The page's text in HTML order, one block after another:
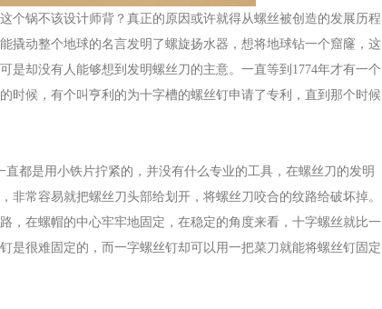
个锅不该设计师背？真正的原因或许就得从螺丝被创造的发展历程
撬动整个地球的名言发明了螺旋扬水器，想将地球钻一个窟窿，这
却没有人能够想到发明螺丝刀的主意。一直等到1774年才有一个
时候，有个叫亨利的为十字槽的螺丝钉申请了专利，直到那个时候
都是用小铁片拧紧的，并没有什么专业的工具，在螺丝刀的发明
常容易就把螺丝刀头部给划开，将螺丝刀咬合的纹路给破坏掉。
，在螺帽的中心牢牢地固定，在稳定的角度来看，十字螺丝就比一
是很难固定的，而一字螺丝钉却可以用一把菜刀就能将螺丝钉固定